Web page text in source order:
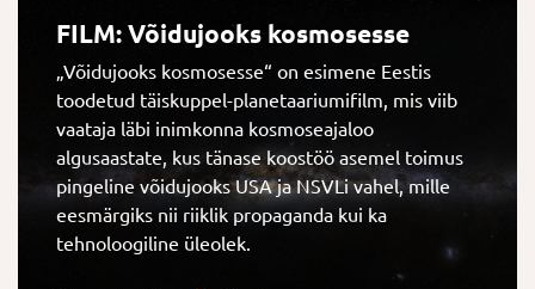
FILM: Võidujooks kosmosesse
„Võidujooks kosmosesse“ on esimene Eestis
toodetud täiskuppel-planetaariumifilm, mis viib
vaataja läbi inimkonna kosmoseajaloo
algusaastate, kus tänase koostöö asemel toimus
pingeline võidujooks USA ja NSVLi vahel, mille
eesmärgiks nii riiklik propaganda kui ka
tehnoloogiline üleolek.